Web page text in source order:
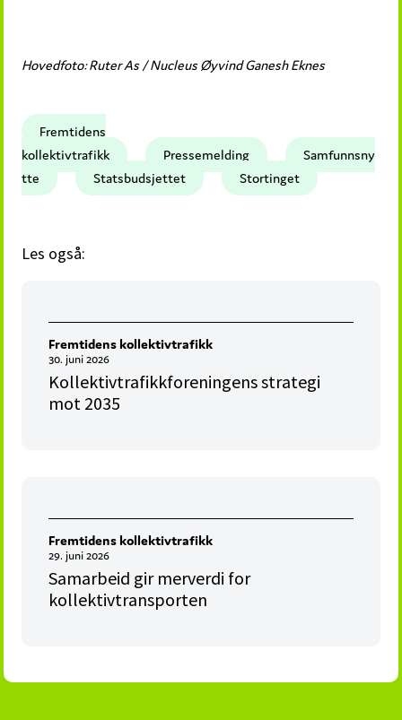
Hovedfoto: Ruter As / Nucleus Øyvind Ganesh Eknes
Fremtidens
kollektivtrafikk
Pressemelding
Samfunnsny
tte
Statsbudsjettet Stortinget
Les også:
Fremtidens kollektivtrafikk
30. juni 2026
Kollektivtrafikkforeningens strategi
mot 2035
Fremtidens kollektivtrafikk
29. juni 2026
Samarbeid gir merverdi for
kollektivtransporten